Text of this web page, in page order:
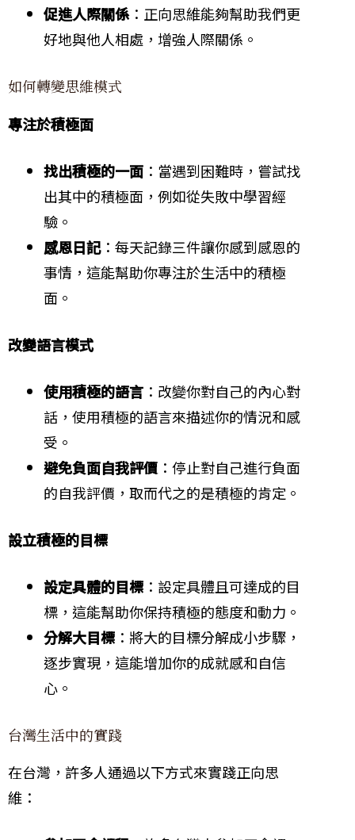
促進人際關係：正向思維能夠幫助我們更
好地與他人相處，增強人際關係。
如何轉變思維模式
專注於積極面
找出積極的一面 ：當遇到困難時，嘗試找
出其中的積極面，例如從失敗中學習經
驗。
感恩日記：每天記錄三件讓你感到感恩的
事情，這能幫助你專注於生活中的積極
面。
改變語言模式
使用積極的語言 ：改變你對自己的內心對
話，使用積極的語言來描述你的情況和感
受。
避免負面自我評價 ：停止對自己進行負面
的自我評價，取而代之的是積極的肯定。
設立積極的目標
設定具體的目標 ：設定具體且可達成的目
標，這能幫助你保持積極的態度和動力。
分解大目標 ：將大的目標分解成小步驟，
逐步實現，這能增加你的成就感和自信
心。
台灣生活中的實踐
在台灣，許多人通過以下方式來實踐正向思
維：